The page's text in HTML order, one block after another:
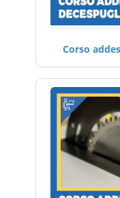
Corso